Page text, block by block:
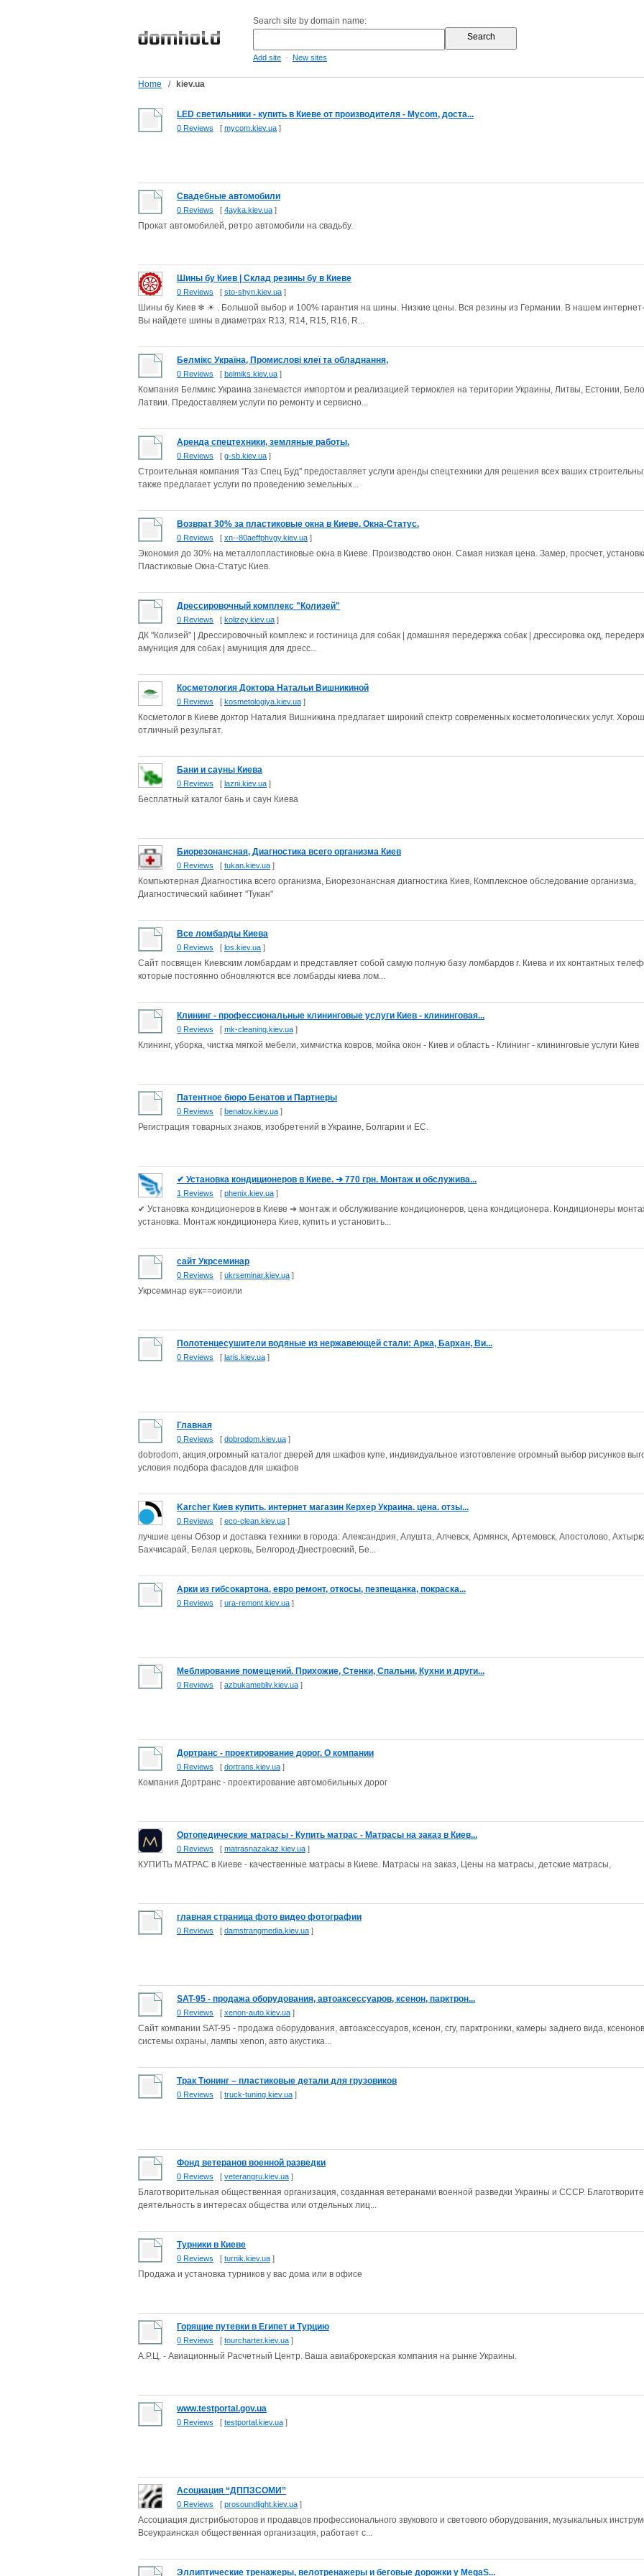
Search site by domain name:
Add site - New sites
Home / kiev.ua
LED cветильники - купить в Киеве от производителя - Mycom, доста...
0 Reviews [ mycom.kiev.ua ]
Свадебные автомобили
0 Reviews [ 4ayka.kiev.ua ]
Прокат автомобилей, ретро автомобили на свадьбу.
Шины бу Киев | Склад резины бу в Киеве
0 Reviews [ sto-shyn.kiev.ua ]
Шины бу Киев ❄ ☀ . Большой выбор и 100% гарантия на шины. Низкие цены. Вся резины из Германии. В нашем
Вы найдете шины в диаметрах R13, R14, R15, R16, R...
Белмікс Україна, Промислові клеї та обладнання,
0 Reviews [ belmiks.kiev.ua ]
Компания Белмикс Украина занемаєтся импортом и реализацией термоклея на територии Украины, Литвы, Естонии,
Латвии. Предоставляем услуги по ремонту и сервисно...
Аренда спецтехники, земляные работы.
0 Reviews [ g-sb.kiev.ua ]
Строительная компания "Газ Спец Буд" предоставляет услуги аренды спецтехники для решения всех ваших
также предлагает услуги по проведению земельных...
Возврат 30% за пластиковые окна в Киеве. Окна-Статус.
0 Reviews [ xn--80aeffphvgy.kiev.ua ]
Экономия до 30% на металлопластиковые окна в Киеве. Производство окон. Самая низкая цена. Замер, просчет,
Пластиковые Окна-Статус Киев.
Дрессировочный комплекс "Колизей"
0 Reviews [ kolizey.kiev.ua ]
ДК "Колизей" | Дрессировочный комплекс и гостиница для собак | домашняя передержка собак | дрессировка окд,
амуниция для собак | амуниция для дресс...
Косметология Доктора Натальи Вишникиной
0 Reviews [ kosmetologiya.kiev.ua ]
Косметолог в Киеве доктор Наталия Вишникина предлагает широкий спектр современных косметологических услуг.
отличный результат.
Бани и сауны Киева
0 Reviews [ lazni.kiev.ua ]
Бесплатный каталог бань и саун Киева
Биорезонансная, Диагностика всего организма Киев
0 Reviews [ tukan.kiev.ua ]
Компьютерная Диагностика всего организма, Биорезонансная диагностика Киев, Комплексное обследование организма,
Диагностический кабинет "Тукан"
Все ломбарды Киева
0 Reviews [ los.kiev.ua ]
Сайт посвящен Киевским ломбардам и представляет собой самую полную базу ломбардов г. Киева и их контактных
которые постоянно обновляются все ломбарды киева лом...
Клининг - профессиональные клининговые услуги Киев - клининговая...
0 Reviews [ mk-cleaning.kiev.ua ]
Клининг, уборка, чистка мягкой мебели, химчистка ковров, мойка окон - Киев и область - Клининг - клининговые услуги Киев
Патентное бюро Бенатов и Партнеры
0 Reviews [ benatov.kiev.ua ]
Регистрация товарных знаков, изобретений в Украине, Болгарии и ЕС.
✔ Установка кондиционеров в Киеве. ➔ 770 грн. Монтаж и обслужива...
1 Reviews [ phenix.kiev.ua ]
✔ Установка кондиционеров в Киеве ➔ монтаж и обслуживание кондиционеров, цена кондиционера. Кондиционеры
установка. Монтаж кондиционера Киев, купить и установить...
сайт Укрсеминар
0 Reviews [ ukrseminar.kiev.ua ]
Укрсеминар еук==оиоили
Полотенцесушители водяные из нержавеющей стали: Арка, Бархан, Ви...
0 Reviews [ laris.kiev.ua ]
Главная
0 Reviews [ dobrodom.kiev.ua ]
dobrodom, акция,огромный каталог дверей для шкафов купе, индивидуальное изготовление огромный выбор рисунков
условия подбора фасадов для шкафов
Karcher Киев купить. интернет магазин Керхер Украина. цена. отзы...
0 Reviews [ eco-clean.kiev.ua ]
лучшие цены Обзор и доставка техники в города: Александрия, Алушта, Алчевск, Армянск, Артемовск, Апостолово,
Бахчисарай, Белая церковь, Белгород-Днестровский, Бе...
Арки из гибсокартона, евро ремонт, откосы, пезпещанка, покраска...
0 Reviews [ ura-remont.kiev.ua ]
Меблирование помещений. Прихожие, Стенки, Спальни, Кухни и други...
0 Reviews [ azbukamebliv.kiev.ua ]
Дортранс - проектирование дорог. О компании
0 Reviews [ dortrans.kiev.ua ]
Компания Дортранс - проектирование автомобильных дорог
Ортопедические матрасы - Купить матрас - Матрасы на заказ в Киев...
0 Reviews [ matrasnazakaz.kiev.ua ]
КУПИТЬ МАТРАС в Киеве - качественные матрасы в Киеве. Матрасы на заказ, Цены на матрасы, детские матрасы,
главная страница фото видео фотографии
0 Reviews [ damstrangmedia.kiev.ua ]
SAT-95 - продажа оборудования, автоаксессуаров, ксенон, парктрон...
0 Reviews [ xenon-auto.kiev.ua ]
Сайт компании SAT-95 - продажа оборудования, автоаксессуаров, ксенон, сгу, парктроники, камеры заднего вида,
системы охраны, лампы xenon, авто акустика...
Трак Тюнинг – пластиковые детали для грузовиков
0 Reviews [ truck-tuning.kiev.ua ]
Фонд ветеранов военной разведки
0 Reviews [ veterangru.kiev.ua ]
Благотворительная общественная организация, созданная ветеранами военной разведки Украины и СССР.
деятельность в интересах общества или отдельных лиц...
Турники в Киеве
0 Reviews [ turnik.kiev.ua ]
Продажа и установка турников у вас дома или в офисе
Горящие путевки в Египет и Турцию
0 Reviews [ tourcharter.kiev.ua ]
А.Р.Ц. - Авиационный Расчетный Центр. Ваша авиаброкерская компания на рынке Украины.
www.testportal.gov.ua
0 Reviews [ testportal.kiev.ua ]
Асоциация “ДППЗСОМИ”
0 Reviews [ prosoundlight.kiev.ua ]
Ассоциация дистрибьюторов и продавцов профессионального звукового и светового оборудования, музыкальных
Всеукраинская общественная организация, работает с...
Эллиптические тренажеры, велотренажеры и беговые дорожки у MegaS...